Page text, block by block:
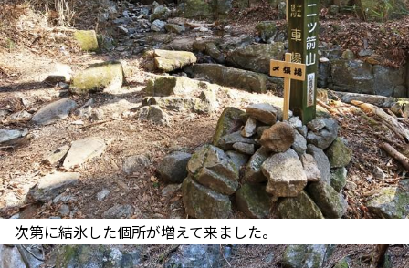
次第に結氷した個所が増えて来ました。